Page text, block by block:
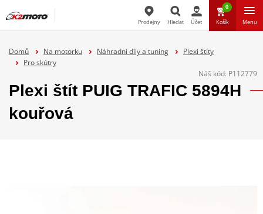
Prodejny Hledat Účet
0
Košík Menu
Domů Na motorku Náhradní díly a tuning
Plexi štíty
Pro skútry
Náš kód: P112779
Plexi štít PUIG TRAFIC 5894H
kouřová